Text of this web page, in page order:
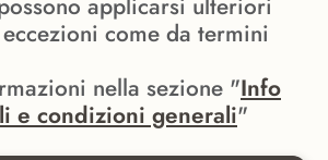
applicarsi ulteriori
come da termini
nella sezione "Info
e condizioni generali"